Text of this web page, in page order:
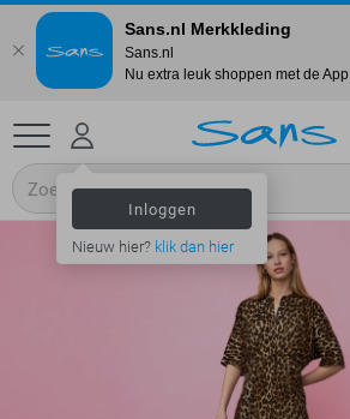
Inloggen
Nieuw hier? klik dan hier
Sans.nl Merkkleding
Sans.nl
Nu extra leuk shoppen met de App.